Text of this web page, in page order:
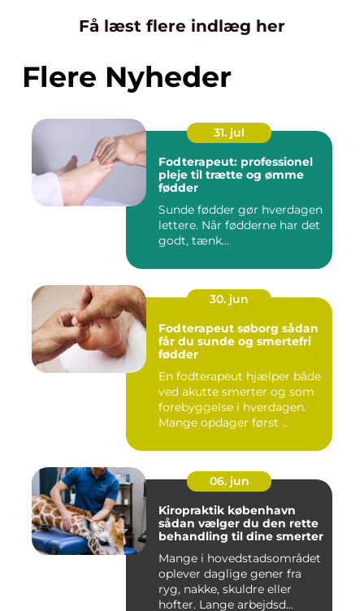
Få læst flere indlæg her
Flere Nyheder
31. jul
Fodterapeut: professionel
pleje til trætte og ømme
fødder
Sunde fødder gør hverdagen
lettere. Når fødderne har det
godt, tænk...
30. jun
Fodterapeut søborg sådan
får du sunde og smertefri
fødder
En fodterapeut hjælper både
ved akutte smerter og som
forebyggelse i hverdagen.
Mange opdager først ...
06. jun
Kiropraktik københavn
sådan vælger du den rette
behandling til dine smerter
Mange i hovedstadsområdet
oplever daglige gener fra
ryg, nakke, skuldre eller
hofter. Lange arbejdsd...